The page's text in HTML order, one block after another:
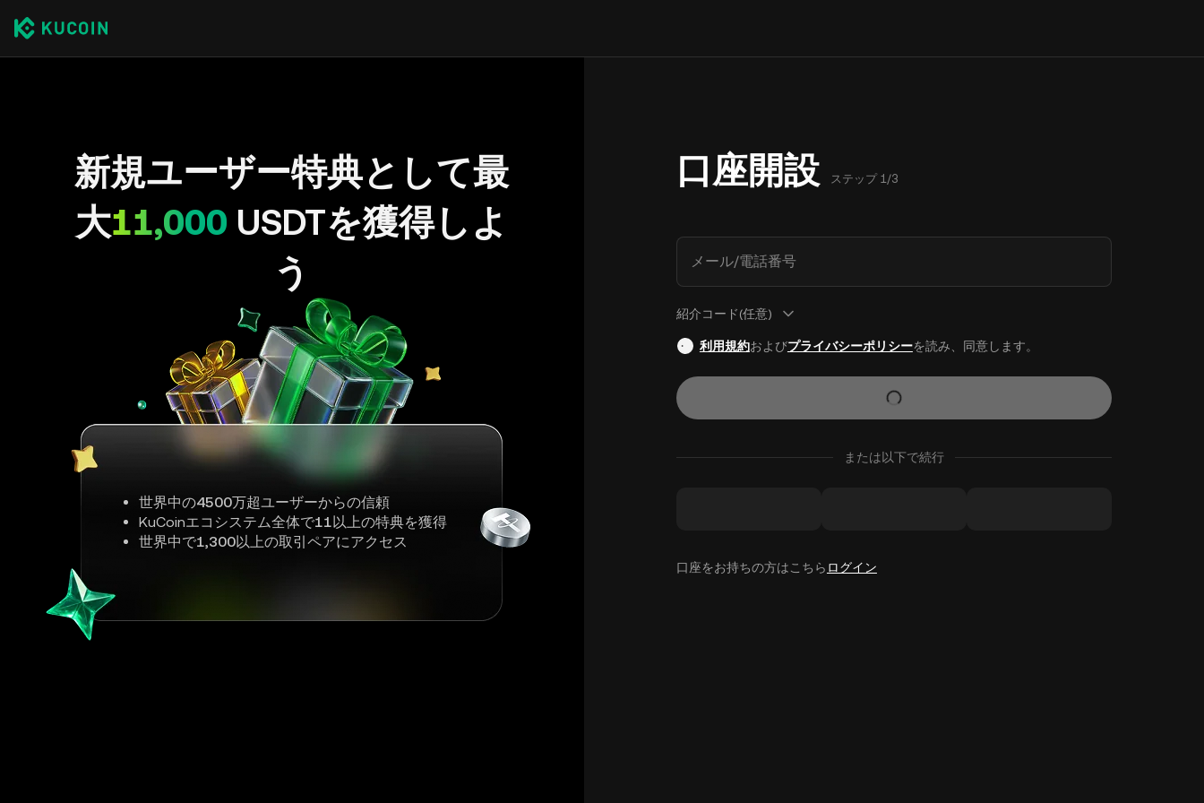
新規ユーザー特典として最
大11,000 USDTを獲得しよ
う
世界中の4500万超ユーザーからの信頼
KuCoinエコシステム全体で11以上の特典を獲得
世界中で1,300以上の取引ペアにアクセス
口座開設 ステップ 1/3
メール/電話番号
紹介コード(任意)
利用規約およびプライバシーポリシーを読み、同意します。
または以下で続行
口座をお持ちの方はこちら ログイン